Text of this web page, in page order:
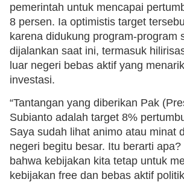
pemerintah untuk mencapai
8 persen. Ia optimistis target
karena didukung program-program
dijalankan saat ini, termasuk
luar negeri bebas aktif yang
investasi.
“Tantangan yang diberikan Pak
Subianto adalah target 8%
Saya sudah lihat animo atau minat
negeri begitu besar. Itu berarti apa?
bahwa kebijakan kita tetap untuk
kebijakan free dan bebas aktif